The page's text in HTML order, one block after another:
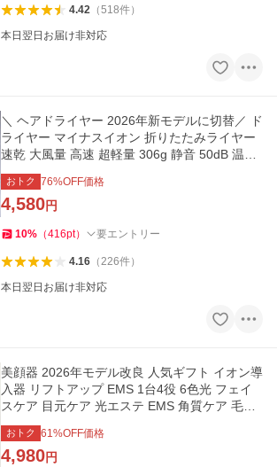
4.42（518件）
本日翌日お届け非対応
＼ ヘアドライヤー 2026年新モデルに切替／ ド
ライヤー マイナスイオン 折りたたみライヤー
速乾 大風量 高速 超軽量 306g 静音 50dB 温度
調節 冷熱風 旅行
おトク 76%OFF価格
4,580円
10% （416pt） 要エントリー
4.16（226件）
本日翌日お届け非対応
美顔器 2026年モデル改良 人気ギフト イオン導
入器 リフトアップ EMS 1台4役 6色光 フェイ
スケア 目元ケア 光エステ EMS 角質ケア 毛穴
目元美顔器 多機能 爆買
おトク 61%OFF価格
4,980円